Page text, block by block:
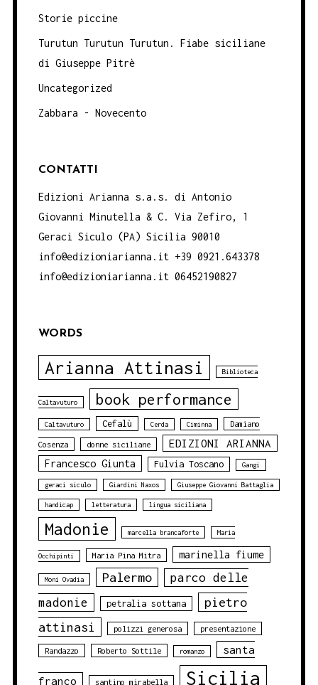
Storie piccine
Turutun Turutun Turutun. Fiabe siciliane
di Giuseppe Pitrè
Uncategorized
Zabbara - Novecento
CONTATTI
Edizioni Arianna s.a.s. di Antonio
Giovanni Minutella & C. Via Zefiro, 1
Geraci Siculo (PA) Sicilia 90010
info@edizioniarianna.it +39 0921.643378
info@edizioniarianna.it 06452190827
WORDS
Arianna Attinasi Biblioteca
Caltavuturo book performance
Caltavuturo Cefalù Cerda Ciminna Damiano
Cosenza donne siciliane EDIZIONI ARIANNA
Francesco Giunta Fulvia Toscano Gangi
geraci siculo Giardini Naxos Giuseppe Giovanni Battaglia
handicap letteratura lingua siciliana
Madonie marcella brancaforte Maria
Occhipinti Maria Pina Mitra marinella fiume
Moni Ovadia Palermo
parco delle
madonie
petralia sottana
pietro
attinasi
polizzi generosa presentazione
Randazzo Roberto Sottile romanzo santa
franco santino mirabella Sicilia